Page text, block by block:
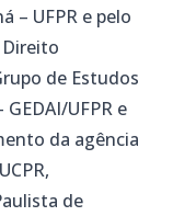
– UFPR e pelo
de Estudos
UFPR e
da agência
de